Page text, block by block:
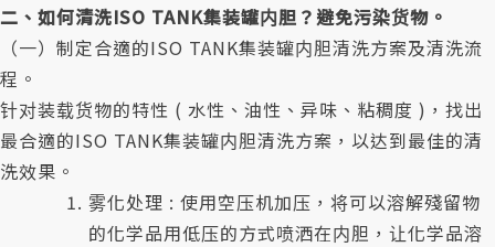
二、如何清洗ISO TANK集装罐内胆？避免污染货物。
（一）制定合適的ISO TANK集装罐内胆清洗方案及清洗流
程。
针对装载货物的特性 ( 水性、油性、异味、粘稠度 )，找出
最合適的ISO TANK集装罐内胆清洗方案，以达到最佳的清
洗效果。
雾化处理 : 使用空压机加压，将可以溶解殘留物
的化学品用低压的方式喷洒在内胆，让化学品溶